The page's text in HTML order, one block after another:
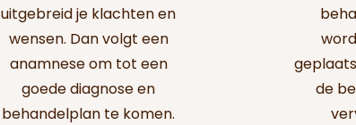
uitgebreid je klachten en
wensen. Dan volgt een
anamnese om tot een
goede diagnose en
behandelplan te komen.
de